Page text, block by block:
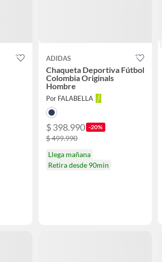
ADIDAS
Chaqueta Deportiva Fútbol
Colombia Originals
Hombre
Por FALABELLA
$ 398.990 -20%
$ 499.990
Llega mañana
Retira desde 90min